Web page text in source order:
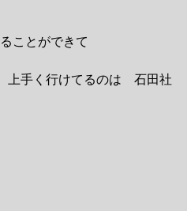
ことができて
上手く行けてるのは 石田社